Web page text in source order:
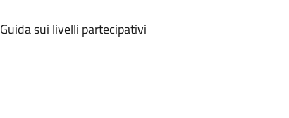
sui livelli partecipativi